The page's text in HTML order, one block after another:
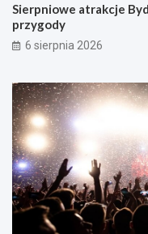
Sierpniowe atrakcje
przygody
6 sierpnia 2026